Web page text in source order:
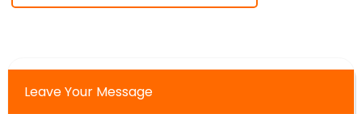
Leave Your Message